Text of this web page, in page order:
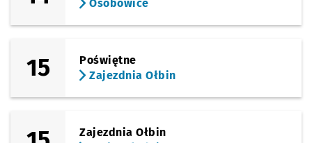
Osobowice
15
Poświętne
Zajezdnia Ołbin
Zajezdnia Ołbin